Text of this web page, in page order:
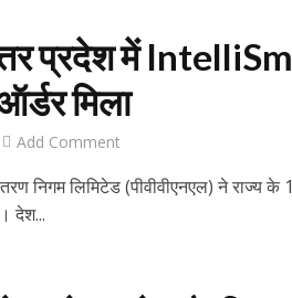
प्रदेश में
मिला
Add Comment
निगम लिमिटेड (पीवीवीएनएल) ने
देश...